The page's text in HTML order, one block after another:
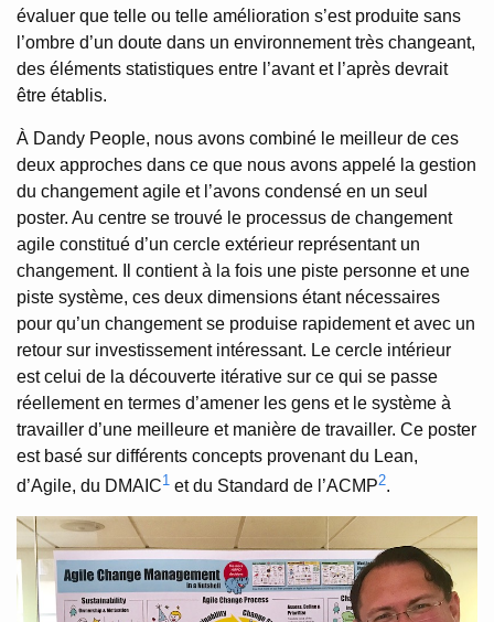
évaluer que telle ou telle amélioration s’est produite sans
l’ombre d’un doute dans un environnement très changeant,
des éléments statistiques entre l’avant et l’après devrait
être établis.
À Dandy People, nous avons combiné le meilleur de ces
deux approches dans ce que nous avons appelé la gestion
du changement agile et l’avons condensé en un seul
poster. Au centre se trouvé le processus de changement
agile constitué d’un cercle extérieur représentant un
changement. Il contient à la fois une piste personne et une
piste système, ces deux dimensions étant nécessaires
pour qu’un changement se produise rapidement et avec un
retour sur investissement intéressant. Le cercle intérieur
est celui de la découverte itérative sur ce qui se passe
réellement en termes d’amener les gens et le système à
travailler d’une meilleure et manière de travailler. Ce poster
est basé sur différents concepts provenant du Lean,
d’Agile, du DMAIC1 et du Standard de l’ACMP2.